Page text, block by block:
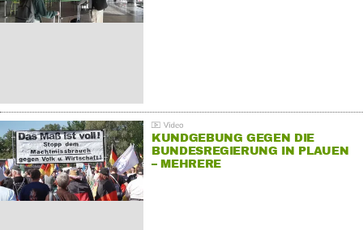
KUNDGEBUNG GEGEN DIE
BUNDESREGIERUNG IN PLAUEN
– MEHRERE